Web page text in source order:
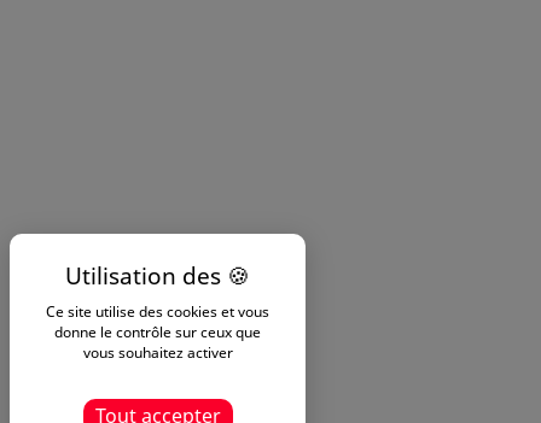
Ce site utilise des cookies et vous
donne le contrôle sur ceux que
vous souhaitez activer
Tout accepter